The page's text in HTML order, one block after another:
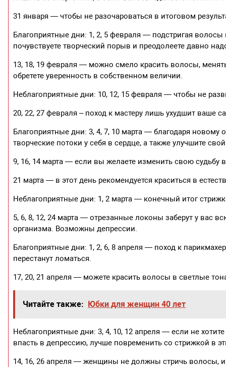
31 января — чтобы не разочароваться в итоговом
Благоприятные дни: 1, 2, 5 февраля — подстригая
почувствуете творческий порыв и преодолеете давно
13, 18, 19 февраля — можно смело красить волосы,
обретете уверенность в собственном величии.
Неблагоприятные дни: 10, 12, 15 февраля — чтобы не
20, 22, 27 февраля – поход к мастеру лишь ухудшит ваше
Благоприятные дни: 3, 4, 7, 10 марта — благодаря новому
творческие потоки у себя в сердце, а также улучшите
9, 16, 14 марта — если вы желаете изменить свою судьбу
21 марта — в этот день рекомендуется краситься в
Неблагоприятные дни: 1, 2 марта — конечный итог
5, 6, 8, 12, 24 марта — отрезанные локоны заберут у вас
организма. Возможны депрессии.
Благоприятные дни: 1, 2, 6, 8 апреля — поход к
перестанут ломаться.
17, 20, 21 апреля — можете красить волосы в светлые
Читайте также: Юбки для женщин 40 лет
Неблагоприятные дни: 3, 4, 10, 12 апреля — если не
впасть в депрессию, лучше повременить со стрижкой в
14, 16, 26 апреля — женщины не должны стричь волосы,